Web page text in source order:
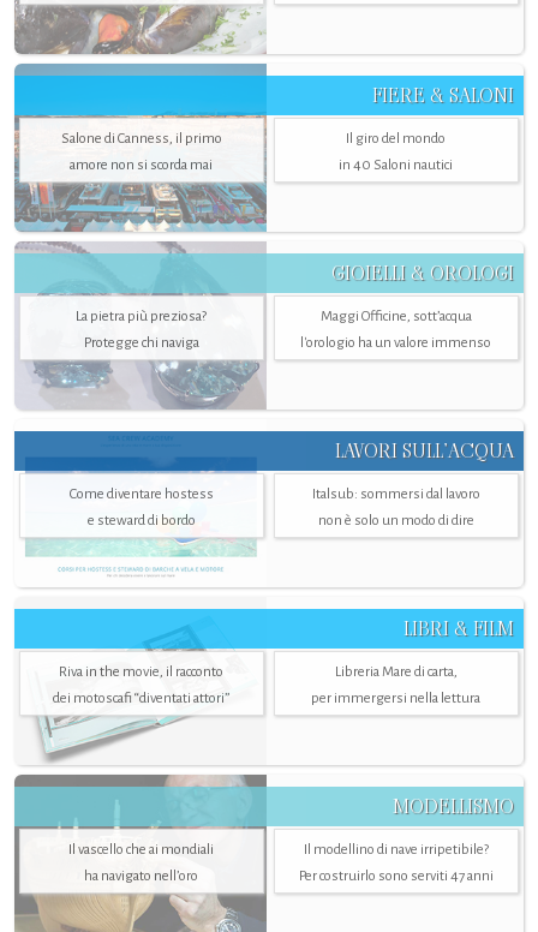
FIERE & SALONI
Salone di Canness, il primo
amore non si scorda mai
Il giro del mondo
in 40 Saloni nautici
GIOIELLI & OROLOGI
La pietra più preziosa?
Protegge chi naviga
Maggi Officine, sott’acqua
l'orologio ha un valore immenso
LAVORI SULL’ACQUA
Come diventare hostess
e steward di bordo
Italsub: sommersi dal lavoro
non è solo un modo di dire
LIBRI & FILM
Riva in the movie, il racconto
dei motoscafi “diventati attori”
Libreria Mare di carta,
per immergersi nella lettura
MODELLISMO
Il vascello che ai mondiali
ha navigato nell’oro
Il modellino di nave irripetibile?
Per costruirlo sono serviti 47 anni